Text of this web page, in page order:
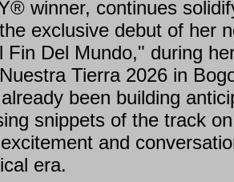
winner, continues
exclusive debut of her
Fin Del Mundo," during
Tierra 2026 in
been building
snippets of the track
and
era.